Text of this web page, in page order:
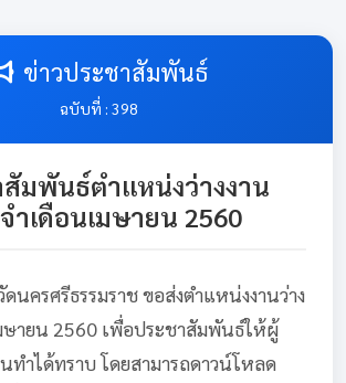
ข่าวประชาสัมพันธ์
ฉบับที่ : 398
มพันธ์ตำแหน่งว่างงาน
ำเดือนเมษายน 2560
นครศรีธรรมราช ขอส่งตำแหน่งงานว่าง
ษายน 2560 เพื่อประชาสัมพันธ์ให้ผู้
ทำได้ทราบ โดยสามารถดาวน์โหลด